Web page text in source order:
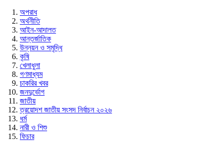
অপরাধ
অর্থনীতি
আইন-আদালত
আন্তর্জাতিক
উন্নয়ন ও সমৃদ্ধি
কৃষি
খেলাধুলা
গণমাধ্যম
চাকরির খবর
জনদুর্ভোগ
জাতীয়
ত্রয়োদশ জাতীয় সংসদ নির্বাচন ২০২৬
ধর্ম
নারী ও শিশু
ফিচার